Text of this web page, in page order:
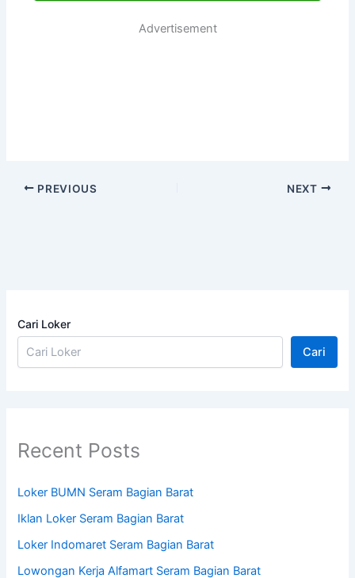
Advertisement
PREVIOUS NEXT
Cari Loker
Cari
Recent Posts
Loker BUMN Seram Bagian Barat
Iklan Loker Seram Bagian Barat
Loker Indomaret Seram Bagian Barat
Lowongan Kerja Alfamart Seram Bagian Barat